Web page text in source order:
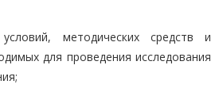
условий, методических средств и
для проведения исследования